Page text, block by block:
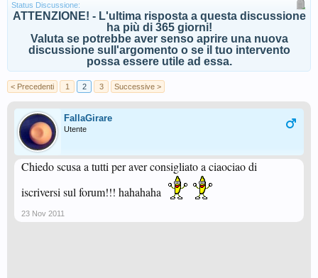
Status Discussione:
ATTENZIONE! - L'ultima risposta a questa discussione
ha più di 365 giorni!
Valuta se potrebbe aver senso aprire una nuova
discussione sull'argomento o se il tuo intervento
possa essere utile ad essa.
< Precedenti 1 2 3 Successive >
FallaGirare
Utente
Chiedo scusa a tutti per aver consigliato a ciaociao di
iscriversi sul forum!!! hahahaha
23 Nov 2011